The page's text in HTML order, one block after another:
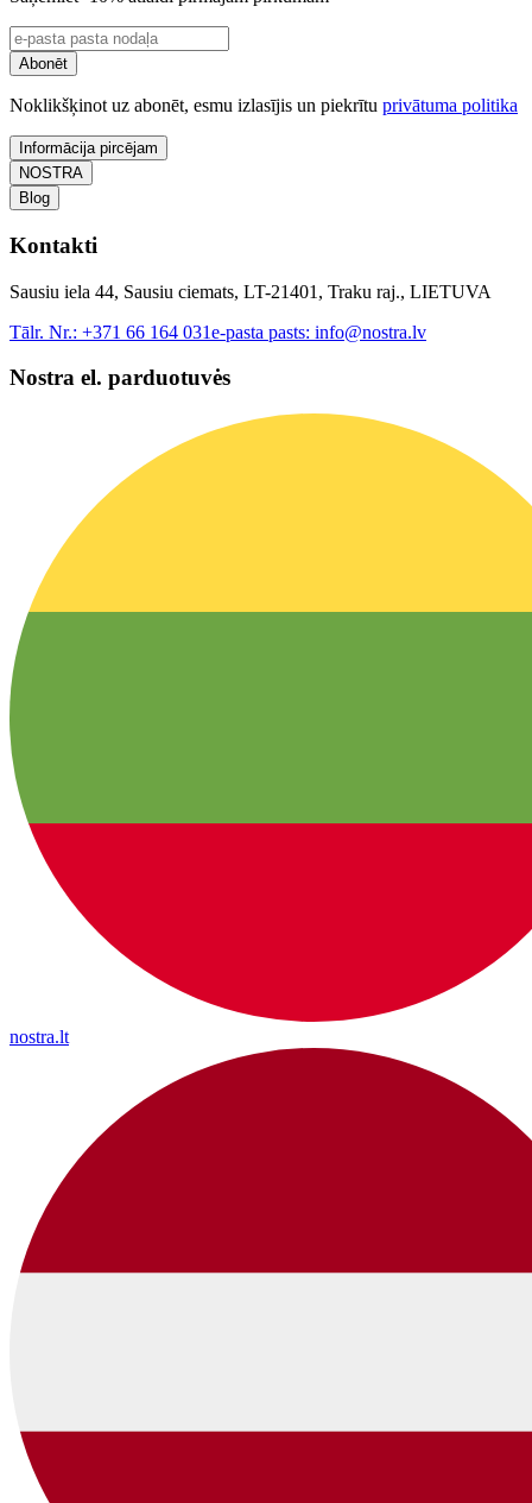
Abonēt
Noklikšķinot uz abonēt, esmu izlasījis un piekrītu privātuma politika
Informācija pircējam
NOSTRA
Blog
Kontakti
Sausiu iela 44, Sausiu ciemats, LT-21401, Traku raj., LIETUVA
Tālr. Nr.: +371 66 164 031e-pasta pasts: info@nostra.lv
Nostra el. parduotuvės
nostra.lt